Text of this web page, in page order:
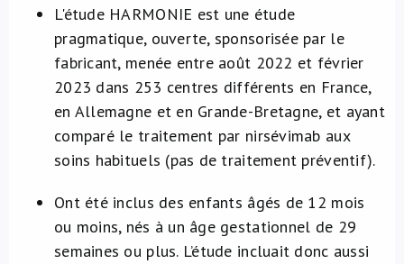
L'étude HARMONIE est une étude
pragmatique, ouverte, sponsorisée par le
fabricant, menée entre août 2022 et février
2023 dans 253 centres différents en France,
en Allemagne et en Grande-Bretagne, et ayant
comparé le traitement par nirsévimab aux
soins habituels (pas de traitement préventif).
Ont été inclus des enfants âgés de 12 mois
ou moins, nés à un âge gestationnel de 29
semaines ou plus. L’étude incluait donc aussi